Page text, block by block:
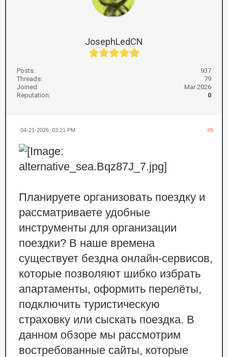
JosephLedCN
Posts:
937
Threads:
79
Joined:
Mar 2026
Reputation:
0
#5
04-21-2026, 03:21 PM
Планируете организовать поездку и
рассматриваете удобные
инструменты для организации
поездки? В наше времена
существует бездна онлайн-сервисов,
которые позволяют шибко избрать
апартаменты, оформить перелёты,
подключить туристическую
страховку или сыскать поездка. В
данном обзоре мы рассмотрим
востребованные сайты, которые